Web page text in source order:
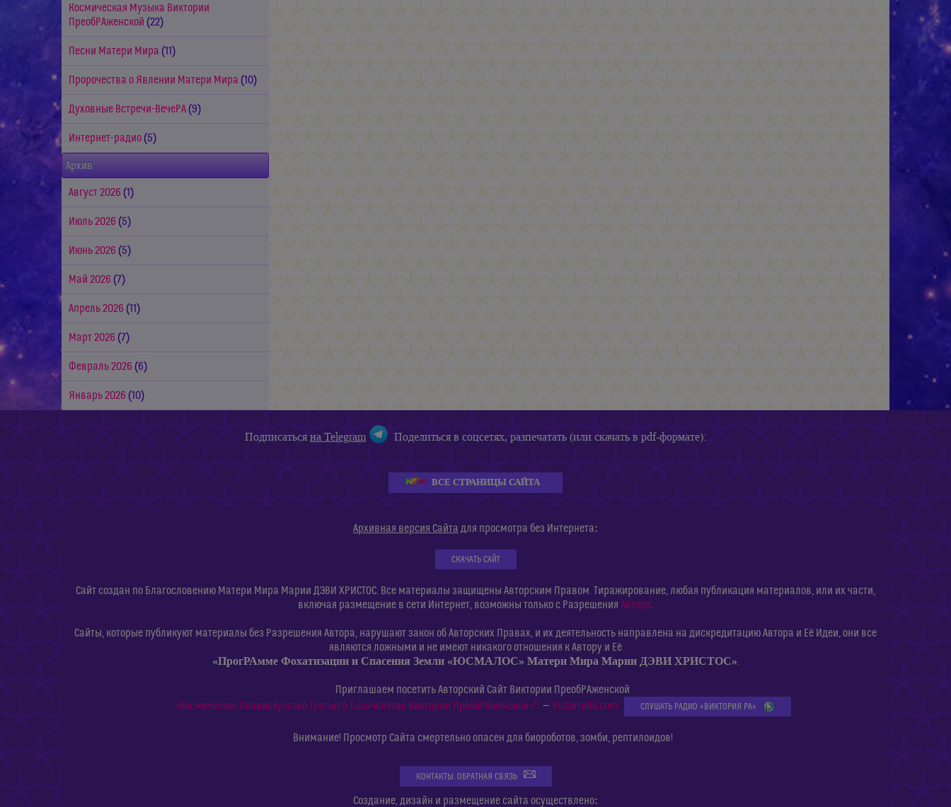
Космическая Музыка Виктории
ПреобРАженской (22)
Песни Матери Мира (11)
Пророчества о Явлении Матери Мира (10)
Духовные Встречи-ВечеРА (9)
Интернет-радио (5)
Архив
Август 2026 (1)
Июль 2026 (5)
Июнь 2026 (5)
Май 2026 (7)
Апрель 2026 (11)
Март 2026 (7)
Февраль 2026 (6)
Январь 2026 (10)
Подписатьсяна Telegram Поделиться в соцсетях, разпечатать (или скачать в pdf-формате):
ВСЕ СТРАНИЦЫ САЙТА
Архивная версия Сайта для просмотра без Интернета:
СКАЧАТЬ САЙТ
Сайт создан по Благословению Матери Мира Марии ДЭВИ ХРИСТОС. Все материалы защищены Авторским Правом. Тиражирование, любая публикация материалов, или их части,
включая размещение в сети Интернет, возможны только с Разрешения Автора.
Сайты, которые публикуют материалы без Разрешения Автора, нарушают закон об Авторских Правах, и их деятельность направлена на дискредитацию Автора и Её Идеи, они все
являются ложными и не имеют никакого отношения к Автору и Её
«ПрогРАмме Фохатизации и Спасения Земли «ЮСМАЛОС» Матери Мира Марии ДЭВИ ХРИСТОС».
Приглашаем посетить Авторский Сайт Виктории ПреобРАженской
«Космическое Полиискусство Третьего Тысячелетия Виктории ПреобРАженской»© — VictoriaRA.com СЛУШАТЬ РАДИО «ВИКТОРИЯ РА»
Внимание! Просмотр Сайта смертельно опасен для биороботов, зомби, рептилоидов!
КОНТАКТЫ. ОБРАТНАЯ СВЯЗЬ
Создание, дизайн и размещение сайта осуществлено: